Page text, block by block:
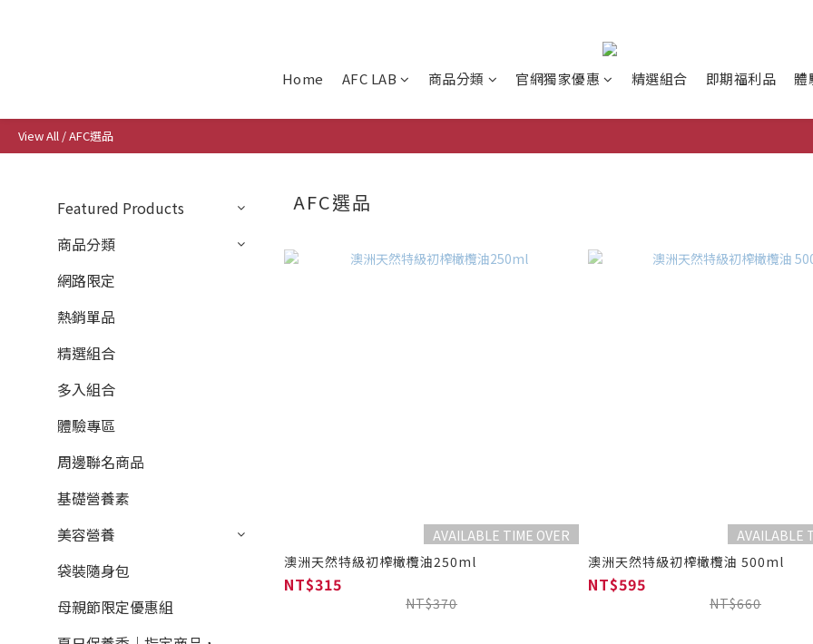
Home AFC LAB 商品分類 官網獨家優惠 精選組合 即期福利品 體
View All /AFC選品
Featured Products
商品分類
網路限定
熱銷單品
精選組合
多入組合
體驗專區
周邊聯名商品
基礎營養素
美容營養
袋裝隨身包
母親節限定優惠組
AFC選品
AVAILABLE TIME OVER
澳洲天然特級初榨橄欖油250ml
NT$315
NT$370
AVAILABLE
澳洲天然特級初榨橄欖油 500ml
NT$595
NT$660